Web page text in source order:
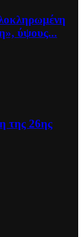
ύψους...
της 26ης